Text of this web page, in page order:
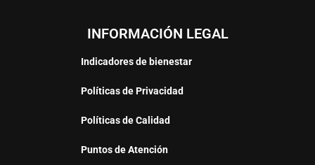
INFORMACIÓN LEGAL
Indicadores de bienestar
Políticas de Privacidad
Políticas de Calidad
Puntos de Atención